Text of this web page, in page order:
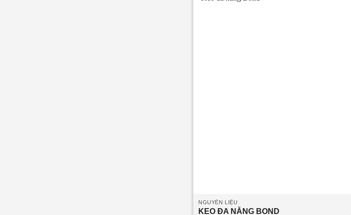
NGUYÊN LIỆU
KEO ĐA NĂNG BOND